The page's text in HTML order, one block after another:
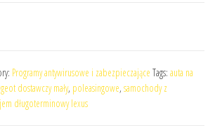
Programy antywirusowe i zabezpieczające Tags: auta na
dostawczy mały, poleasingowe, samochody z
długoterminowy lexus